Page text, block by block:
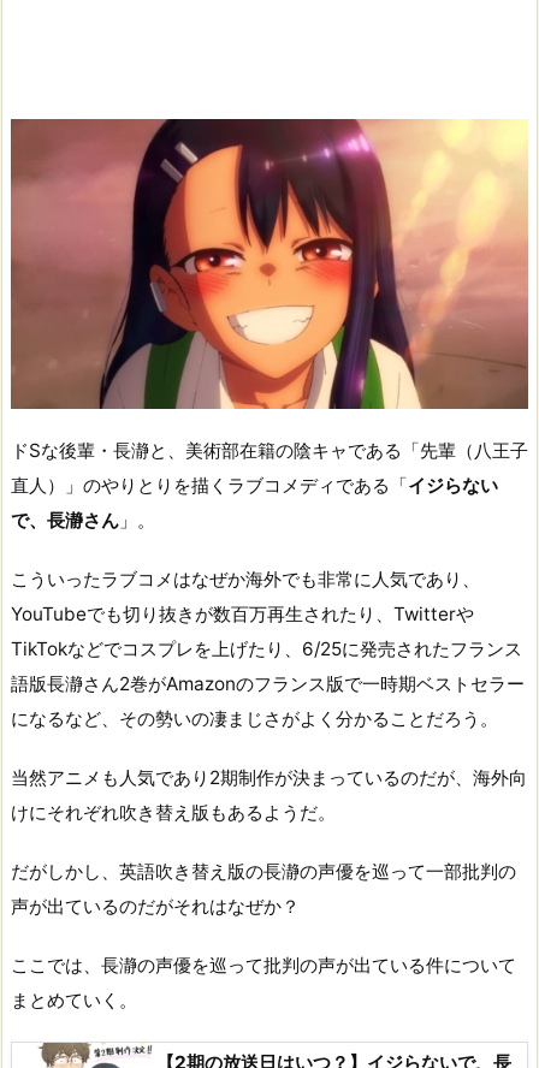
ドSな後輩・長瀞と、美術部在籍の陰キャである「先輩（八王子
直人）」のやりとりを描くラブコメディである「イジらない
で、長瀞さん 」。
こういったラブコメはなぜか海外でも非常に人気であり、
YouTubeでも切り抜きが数百万再生されたり、Twitterや
TikTokなどでコスプレを上げたり、6/25に発売されたフランス
語版長瀞さん2巻がAmazonのフランス版で一時期ベストセラー
になるなど、その勢いの凄まじさがよく分かることだろう。
当然アニメも人気であり2期制作が決まっているのだが、海外向
けにそれぞれ吹き替え版もあるようだ。
だがしかし、英語吹き替え版の長瀞の声優を巡って一部批判の
声が出ているのだがそれはなぜか？
ここでは、長瀞の声優を巡って批判の声が出ている件について
まとめていく。
【2期の放送日はいつ？】イジらないで、長